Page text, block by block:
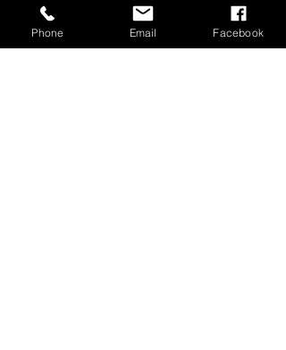
Phone Email Facebook